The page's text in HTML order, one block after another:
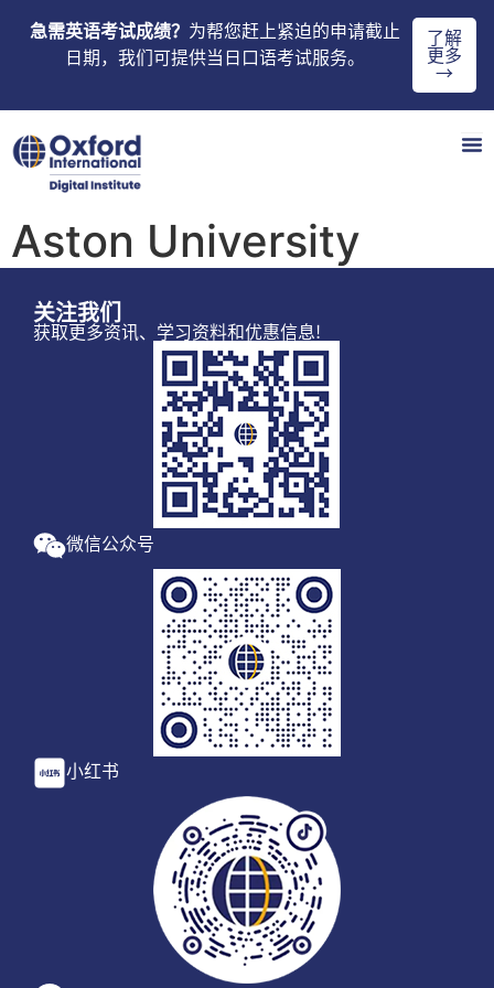
急需英语考试成绩？ 为帮您赶上紧迫的申请截止
日期，我们可提供当日口语考试服务。
了解
更多
→
Aston University
关注我们
获取更多资讯、学习资料和优惠信息!
微信公众号
小红书